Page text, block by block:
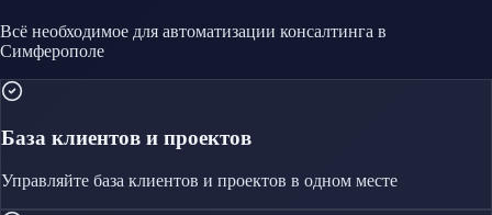
Всё необходимое для автоматизации консалтинга в
Симферополе
База клиентов и проектов
Управляйте база клиентов и проектов в одном месте